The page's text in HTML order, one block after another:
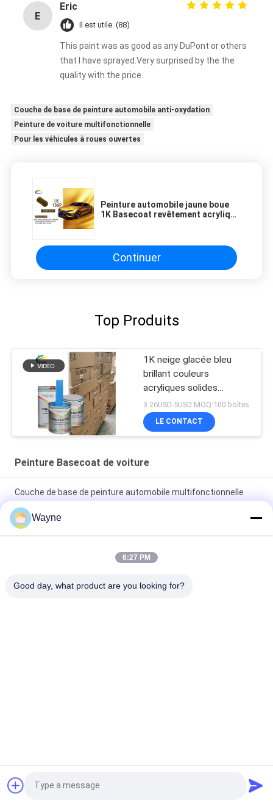
E
Eric
Il est utile. (88)
This paint was as good as any DuPont or others
that I have sprayed.Very surprised by the the
quality with the price.
Couche de base de peinture automobile anti-oxydation
Peinture de voiture multifonctionnelle
Pour les véhicules à roues ouvertes
Peinture automobile jaune boue
1K Basecoat revêtement acrylique
Continuer
Top Produits
1K neige glacée bleu
brillant couleurs
acryliques solides
Peinture automobile pour
réparation de carrosserie
de voiture d'occasion
3.26USD-5USD MOQ:100 boîtes
LE CONTACT
Peinture Basecoat de voiture
Couche de base de peinture automobile multifonctionnelle
résistante aux UV
Vêtements à base claire pour automobile à l' épreuve du
acrylique résistant aux intempéries
Vernis Clair De
Manteau De VoitureDemandez un devis
Wayne
6:27 PM
Good day, what product are you looking for?